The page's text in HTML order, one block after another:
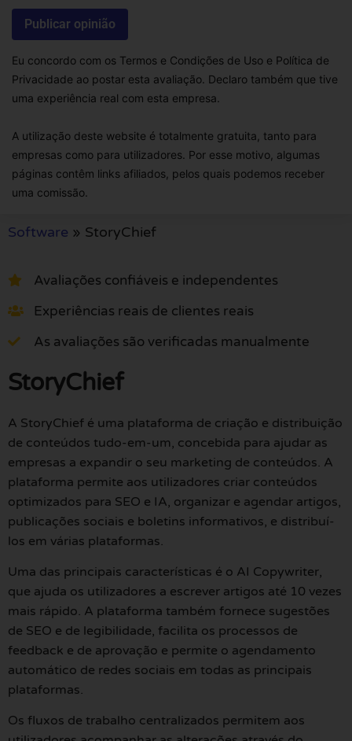
Eu concordo com os Termos e Condições de Uso e Política de
Privacidade ao postar esta avaliação. Declaro também que tive
uma experiência real com esta empresa.
A utilização deste website é totalmente gratuita, tanto para
empresas como para utilizadores. Por esse motivo, algumas
páginas contêm links afiliados, pelos quais podemos receber
uma comissão.
Software » StoryChief
Avaliações confiáveis e independentes
Experiências reais de clientes reais
As avaliações são verificadas manualmente
StoryChief
A StoryChief é uma plataforma de criação e distribuição
de conteúdos tudo-em-um, concebida para ajudar as
empresas a expandir o seu marketing de conteúdos. A
plataforma permite aos utilizadores criar conteúdos
optimizados para SEO e IA, organizar e agendar artigos,
publicações sociais e boletins informativos, e distribuí-
los em várias plataformas.
Uma das principais características é o AI Copywriter,
que ajuda os utilizadores a escrever artigos até 10 vezes
mais rápido. A plataforma também fornece sugestões
de SEO e de legibilidade, facilita os processos de
feedback e de aprovação e permite o agendamento
automático de redes sociais em todas as principais
plataformas.
Os fluxos de trabalho centralizados permitem aos